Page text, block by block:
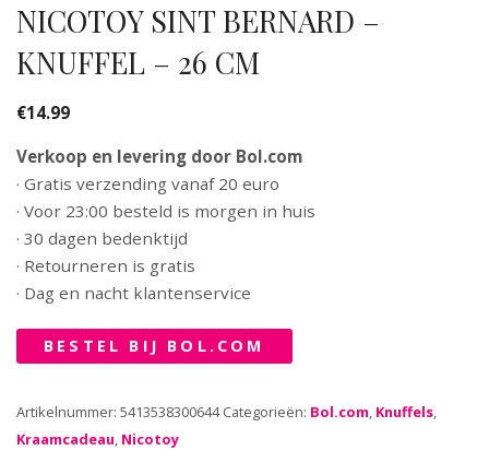
NICOTOY SINT BERNARD –
KNUFFEL – 26 CM
€14.99
Verkoop en levering door Bol.com
· Gratis verzending vanaf 20 euro
· Voor 23:00 besteld is morgen in huis
· 30 dagen bedenktijd
· Retourneren is gratis
· Dag en nacht klantenservice
BESTEL BIJ BOL.COM
Artikelnummer: 5413538300644 Categorieën: Bol.com, Knuffels,
Kraamcadeau, Nicotoy